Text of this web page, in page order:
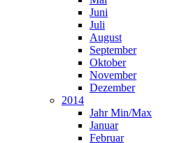
Juni
Juli
August
September
Oktober
November
Dezember
2014
Jahr Min/Max
Januar
Februar